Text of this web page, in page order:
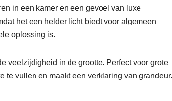
in een kamer en een gevoel van luxe
het een helder licht biedt voor algemeen
oplossing is.
veelzijdigheid in de grootte. Perfect voor grote
te vullen en maakt een verklaring van grandeur.